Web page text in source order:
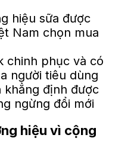
chinh phục và có
người tiêu dùng
khẳng định được
ngừng đổi mới
hiệu vì cộng